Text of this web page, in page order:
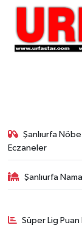
Şanlıurfa
Eczaneler
Şanlıurfa
Süper Lig Puan